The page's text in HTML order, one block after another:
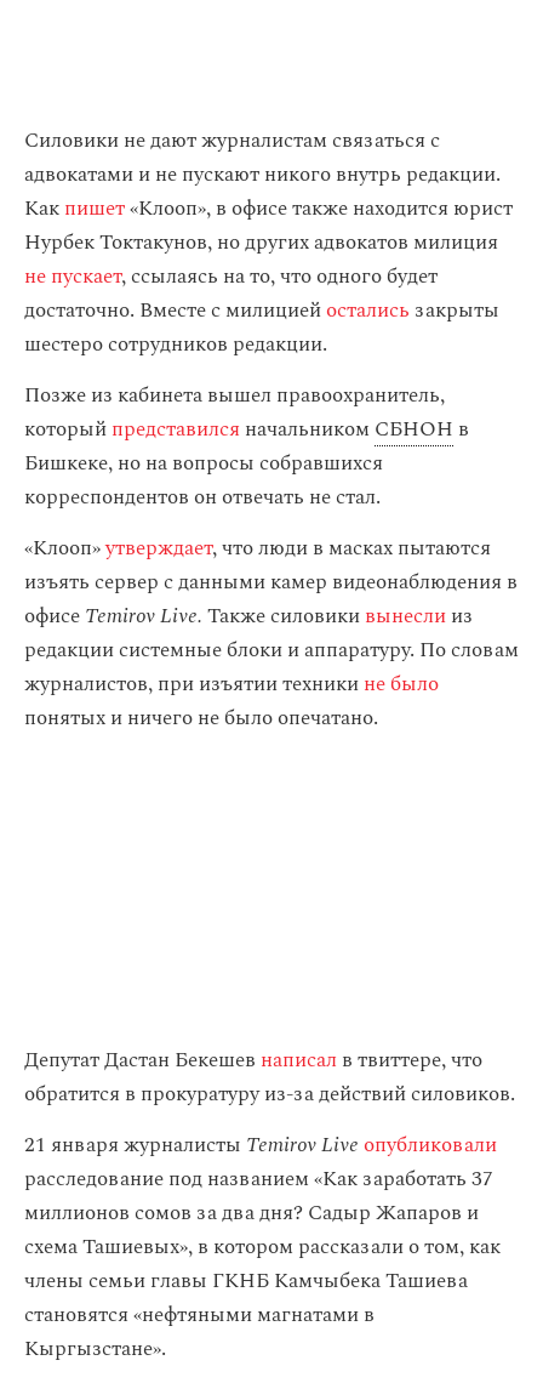
Силовики не дают журналистам связаться с
адвокатами и не пускают никого внутрь редакции.
Какпишет«Клооп», в офисе также находится юрист
Нурбек Токтакунов, но других адвокатов милиция
не пускает, ссылаясь на то, что одного будет
достаточно. Вместе с милициейостались закрыты
шестеро сотрудников редакции.
Позже из кабинета вышел правоохранитель,
которыйпредставился начальником СБНОН в
Бишкеке, но на вопросы собравшихся
корреспондентов он отвечать не стал.
«Клооп»утверждает, что люди в масках пытаются
изъять сервер с данными камер видеонаблюдения в
офисеTemirov Live.Также силовикивынеслииз
редакции системные блоки и аппаратуру. По словам
журналистов, при изъятии техникине было
понятых и ничего не было опечатано.
Депутат Дастан Бекешев написал в твиттере, что
обратится в прокуратуру из-за действий силовиков.
21 января журналисты Temirov Live опубликовали
расследование под названием «Как заработать 37
миллионов сомов за два дня? Садыр Жапаров и
схема Ташиевых», в котором рассказали о том, как
члены семьи главы ГКНБ Камчыбека Ташиева
становятся «нефтяными магнатами в
Кыргызстане».